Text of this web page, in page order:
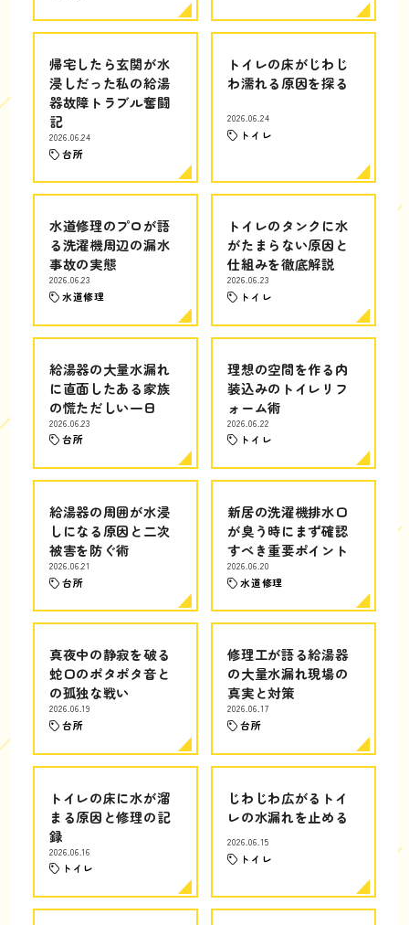
帰宅したら玄関が水
浸しだった私の給湯
器故障トラブル奮闘
記
2026.06.24
台所
トイレの床がじわじ
わ濡れる原因を探る
2026.06.24
トイレ
水道修理のプロが語
る洗濯機周辺の漏水
事故の実態
2026.06.23
水道修理
トイレのタンクに水
がたまらない原因と
仕組みを徹底解説
2026.06.23
トイレ
給湯器の大量水漏れ
に直面したある家族
の慌ただしい一日
2026.06.23
台所
理想の空間を作る内
装込みのトイレリフ
ォーム術
2026.06.22
トイレ
給湯器の周囲が水浸
しになる原因と二次
被害を防ぐ術
2026.06.21
台所
新居の洗濯機排水口
が臭う時にまず確認
すべき重要ポイント
2026.06.20
水道修理
真夜中の静寂を破る
蛇口のポタポタ音と
の孤独な戦い
2026.06.19
台所
修理工が語る給湯器
の大量水漏れ現場の
真実と対策
2026.06.17
台所
トイレの床に水が溜
まる原因と修理の記
録
2026.06.16
トイレ
じわじわ広がるトイ
レの水漏れを止める
2026.06.15
トイレ